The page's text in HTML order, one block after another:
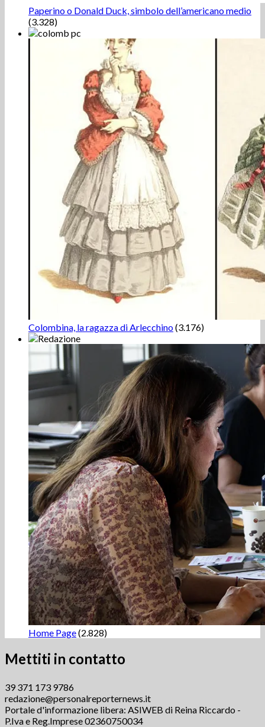
Paperino o Donald Duck, simbolo dell’americano medio
(3.328)
Colombina, la ragazza di Arlecchino(3.176)
Home Page(2.828)
Mettiti in contatto
39 371 173 9786
redazione@personalreporternews.it
Portale d'informazione libera: ASIWEB di Reina Riccardo -
P.Iva e Reg.Imprese 02360750034